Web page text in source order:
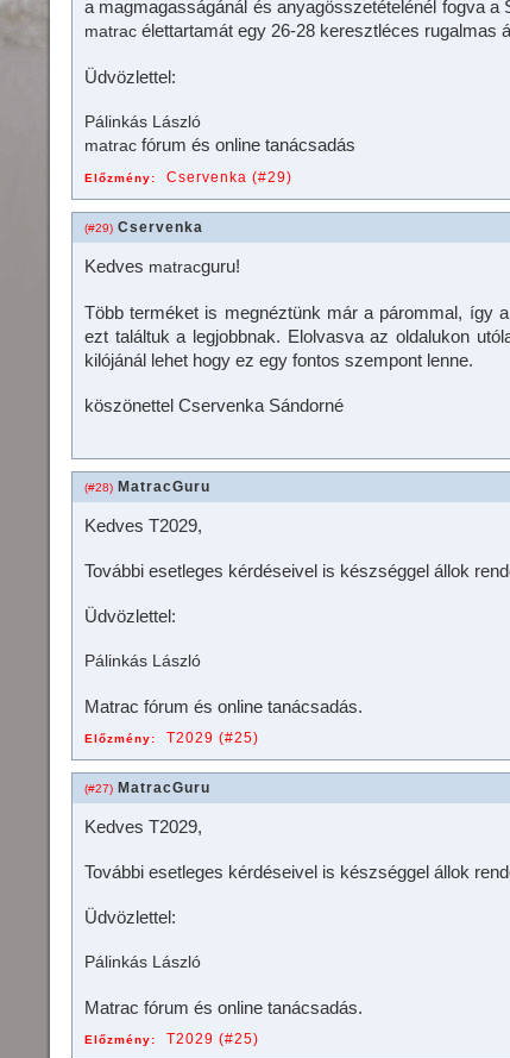
a magmagasságánál és anyagösszetételénél fogva a
matrac élettartamát egy 26-28 keresztléces rugalmas
Üdvözlettel:
Pálinkás László
matrac fórum és online tanácsadás
Előzmény: Cservenka (#29)
(#29) Cservenka
Kedves matracguru!
Több terméket is megnéztünk már a párommal, így
ezt találtuk a legjobbnak. Elolvasva az oldalukon
kilójánál lehet hogy ez egy fontos szempont lenne.
köszönettel Cservenka Sándorné
(#28) MatracGuru
Kedves T2029,
További esetleges kérdéseivel is készséggel állok
Üdvözlettel:
Pálinkás László
Matrac fórum és online tanácsadás.
Előzmény: T2029 (#25)
(#27) MatracGuru
Kedves T2029,
További esetleges kérdéseivel is készséggel állok
Üdvözlettel:
Pálinkás László
Matrac fórum és online tanácsadás.
Előzmény: T2029 (#25)